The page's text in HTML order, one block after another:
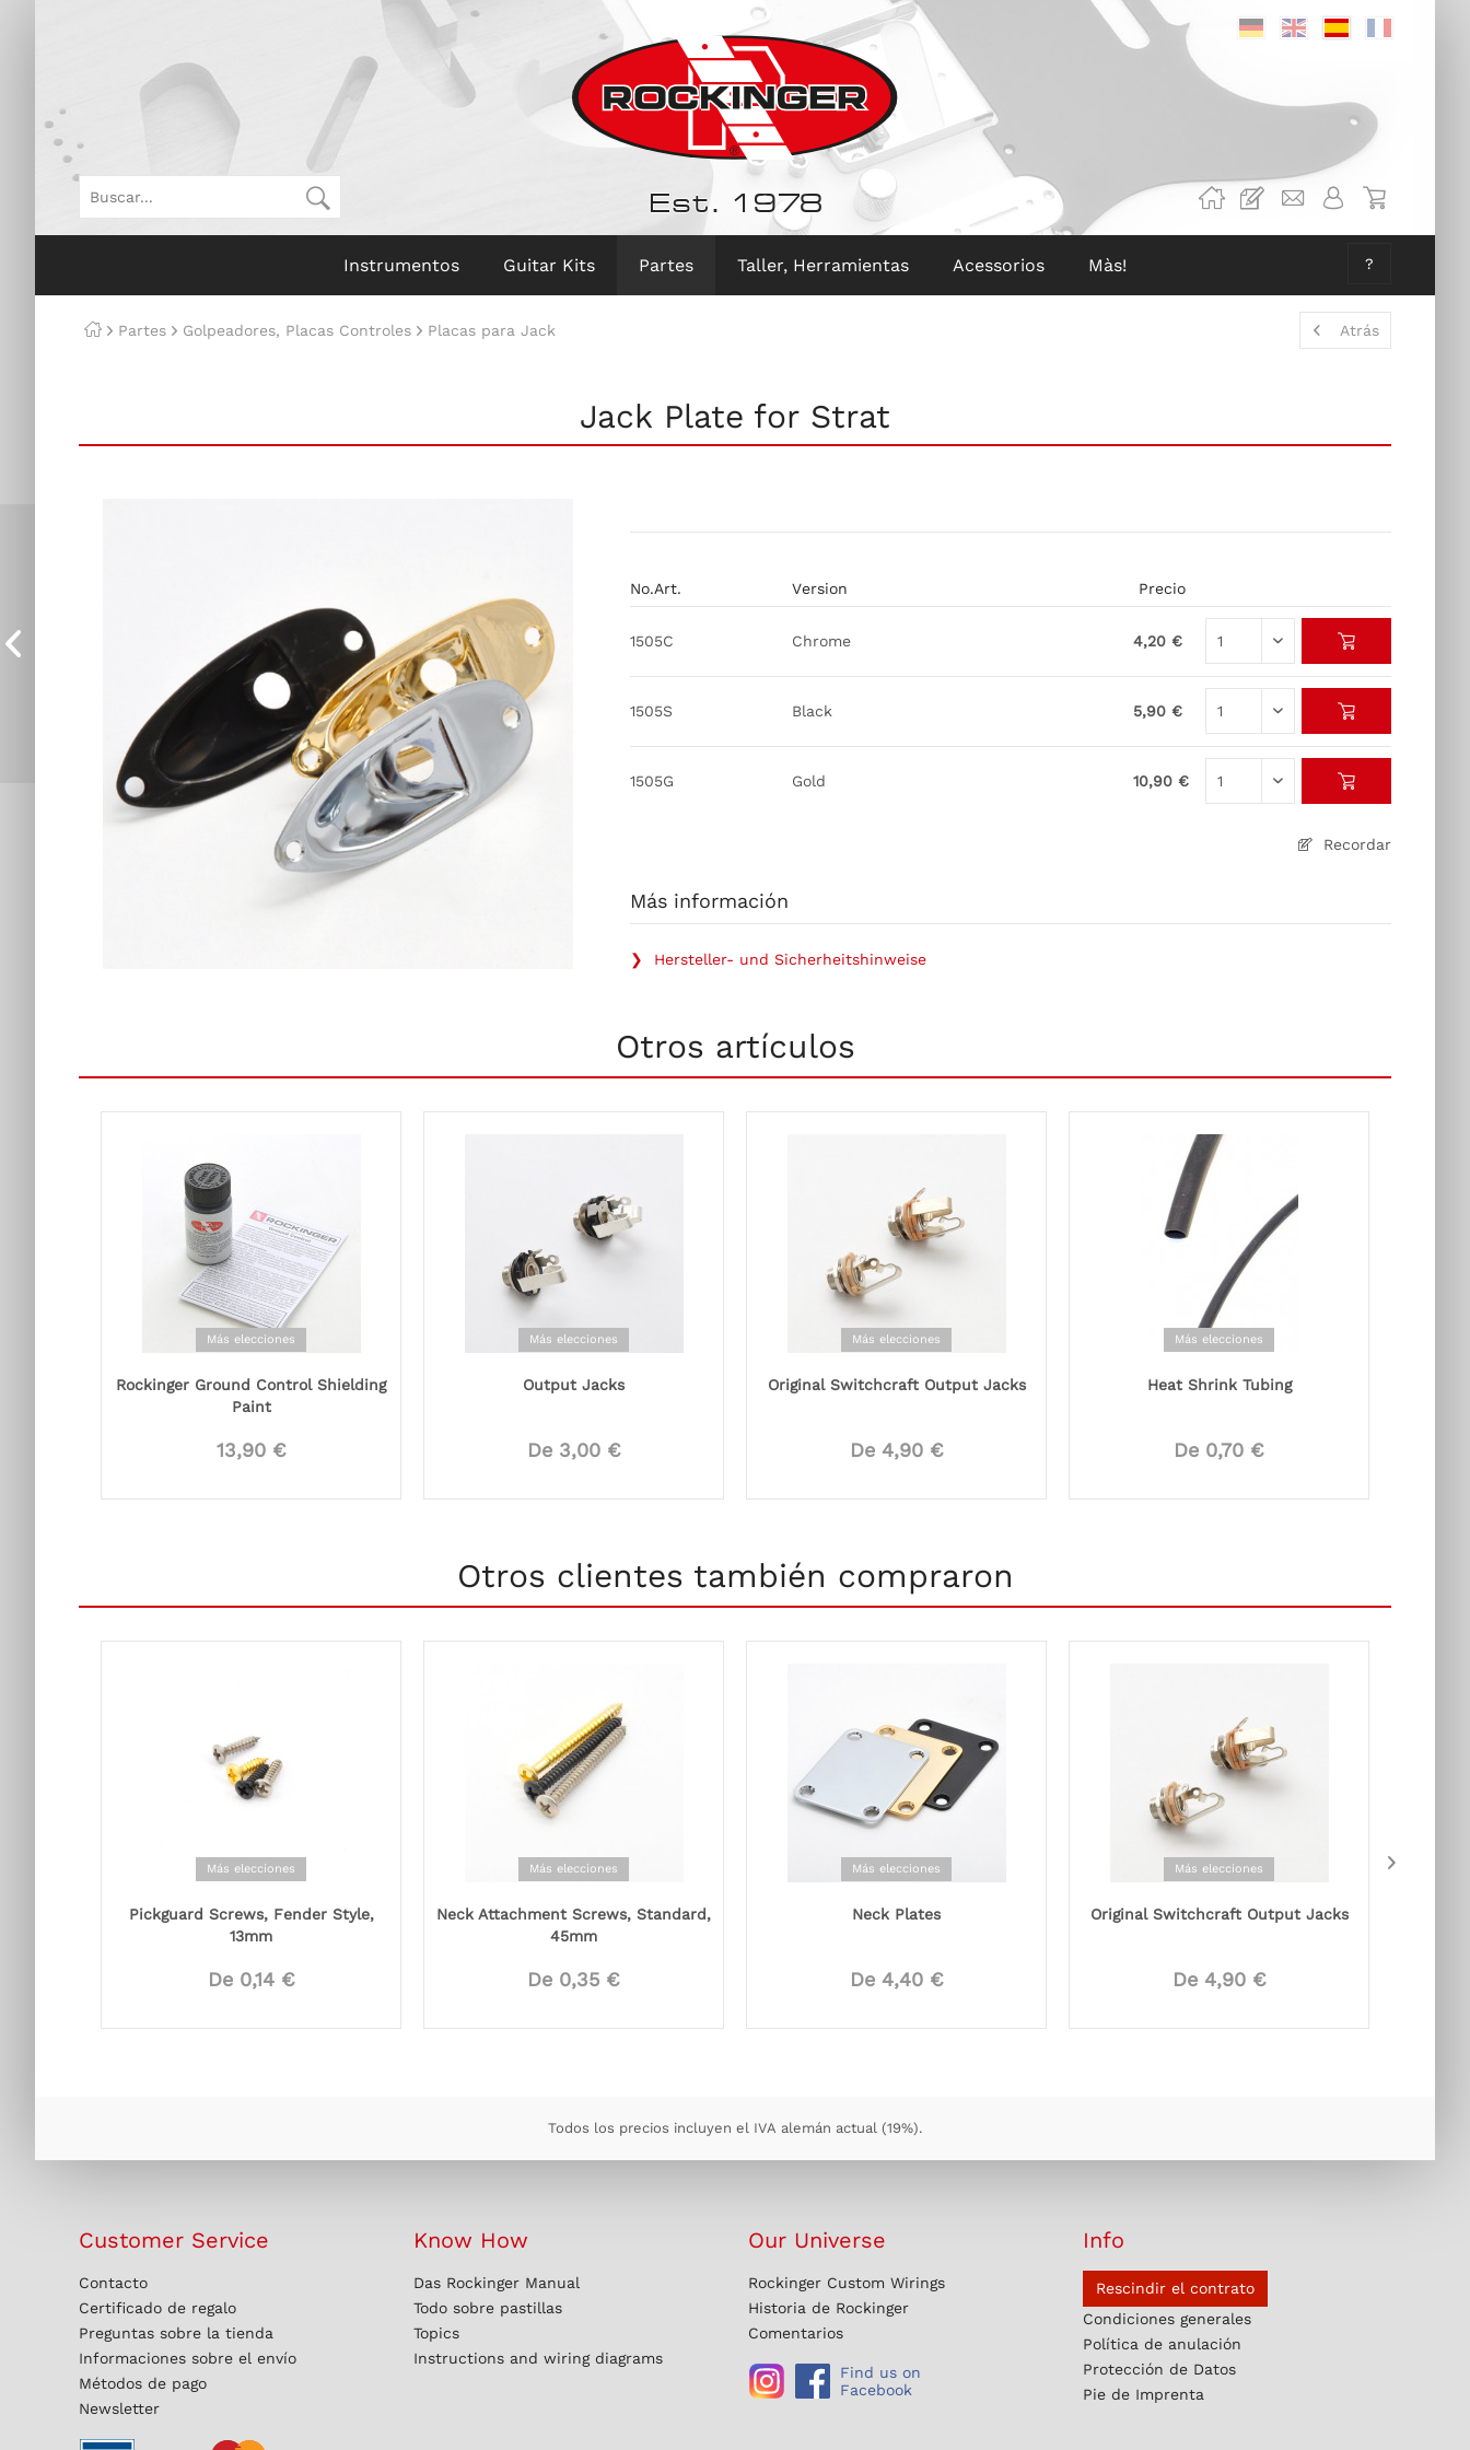
DeutschEnglischSpanisch
Est. 1978
Instrumentos Guitar Kits Partes Taller, Herramientas Acessorios Màs! ?
Partes Golpeadores, Placas Controles Placas para Jack Atrás
Jack Plate for Strat
Recordar
No.Art. Version Precio
1505C Chrome 4,20 €
1505S Black 5,90 €
1505G Gold 10,90 €
Más información
❯ Hersteller- und Sicherheitshinweise
Otros artículos
Más elecciones
Rockinger Ground Control Shielding
Paint
13,90 €
Más elecciones
Output Jacks
De 3,00 €
Más elecciones
Original Switchcraft Output Jacks
De 4,90 €
Más elecciones
Heat Shrink Tubing
De 0,70 €
Otros clientes también compraron
Más elecciones
Pickguard Screws, Fender Style,
13mm
De 0,14 €
Más elecciones
Neck Attachment Screws, Standard,
45mm
De 0,35 €
Más elecciones
Neck Plates
De 4,40 €
Más elecciones
Original Switchcraft Output Jacks
De 4,90 €
Todos los precios incluyen el IVA alemán actual (19%).
Customer Service
Contacto
Certificado de regalo
Preguntas sobre la tienda
Informaciones sobre el envío
Métodos de pago
Newsletter
Know How
Das Rockinger Manual
Todo sobre pastillas
Topics
Instructions and wiring diagrams
Our Universe
Rockinger Custom Wirings
Historia de Rockinger
Comentarios
Find us on
Facebook
Info
Rescindir el contrato
Condiciones generales
Política de anulación
Protección de Datos
Pie de Imprenta